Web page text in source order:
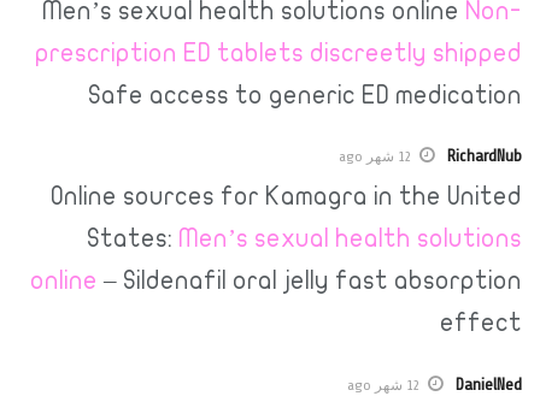
Men’s sexual health solutions
prescription ED tablets discreetly
Safe access to generic ED
12 شهر ago
Online sources for Kamagra in
States:Men’s sexual health
online– Sildenafil oral jelly fast
12 شهر ago